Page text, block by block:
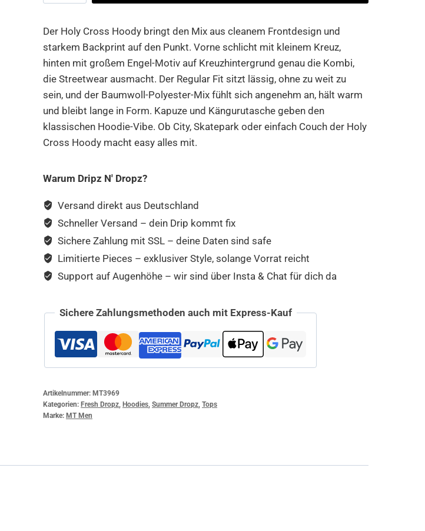
Hoody
Der Holy Cross Hoody bringt den Mix aus cleanem Frontdesign und
starkem Backprint auf den Punkt. Vorne schlicht mit kleinem Kreuz,
hinten mit großem Engel-Motiv auf Kreuzhintergrund genau die Kombi,
die Streetwear ausmacht. Der Regular Fit sitzt lässig, ohne zu weit zu
sein, und der Baumwoll-Polyester-Mix fühlt sich angenehm an, hält warm
und bleibt lange in Form. Kapuze und Kängurutasche geben den
klassischen Hoodie-Vibe. Ob City, Skatepark oder einfach Couch der Holy
Cross Hoody macht easy alles mit.
Warum Dripz N' Dropz?
Versand direkt aus Deutschland
Schneller Versand – dein Drip kommt fix
Sichere Zahlung mit SSL – deine Daten sind safe
Limitierte Pieces – exklusiver Style, solange Vorrat reicht
Support auf Augenhöhe – wir sind über Insta & Chat für dich da
Sichere Zahlungsmethoden auch mit Express-Kauf
Artikelnummer:MT3969
Kategorien:Fresh Dropz ,Hoodies ,Summer Dropz ,Tops
Marke:MT Men